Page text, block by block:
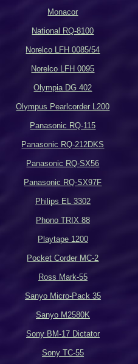
Monacor
National RQ-8100
Norelco LFH 0085/54
Norelco LFH 0095
Olympia DG 402
Olympus Pearlcorder L200
Panasonic RQ-115
Panasonic RQ-212DKS
Panasonic RQ-SX56
Panasonic RQ-SX97F
Philips EL 3302
Phono TRIX 88
Playtape 1200
Pocket Corder MC-2
Ross Mark-55
Sanyo Micro-Pack 35
Sanyo M2580K
Sony BM-17 Dictator
Sony TC-55